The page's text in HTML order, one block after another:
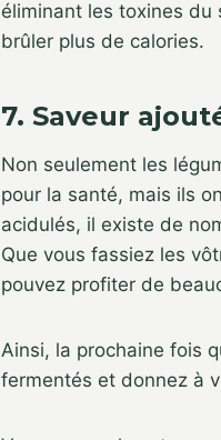
éliminant les toxines du
brûler plus de calories.
7. Saveur
Non seulement les
pour la santé, mais ils
acidulés, il existe de
Que vous fassiez les
pouvez profiter de
Ainsi, la prochaine fois
fermentés et donnez à